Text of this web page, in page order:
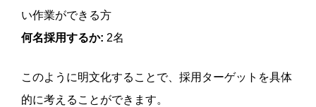
い作業ができる方
何名採用するか: 2名
このように明文化することで、採用ターゲットを具体
的に考えることができます。